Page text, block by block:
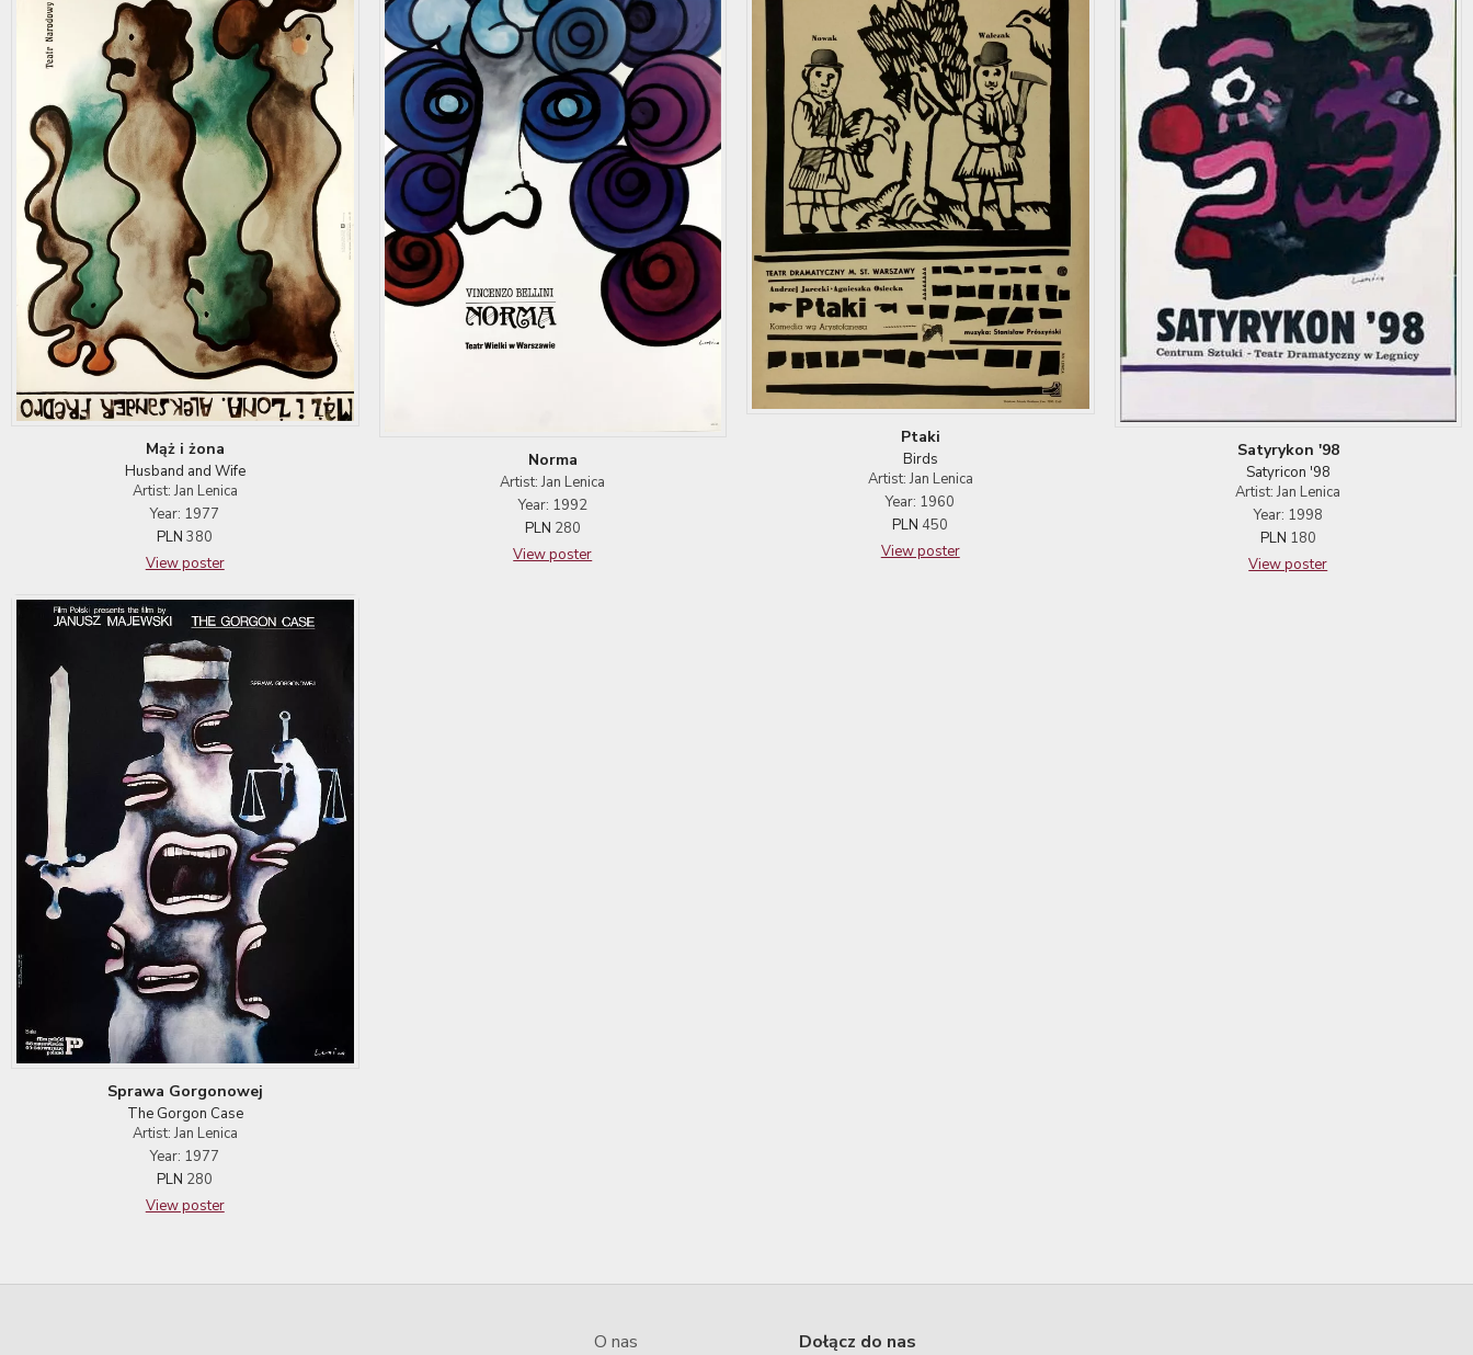
Mąż i żona
Husband and Wife
Artist: Jan Lenica
Year: 1977
PLN 380
View poster
Norma
Artist: Jan Lenica
Year: 1992
PLN 280
View poster
Ptaki
Birds
Artist: Jan Lenica
Year: 1960
PLN 450
View poster
Satyrykon '98
Satyricon '98
Artist: Jan Lenica
Year: 1998
PLN 180
View poster
Sprawa Gorgonowej
The Gorgon Case
Artist: Jan Lenica
Year: 1977
PLN 280
View poster
O nas Dołącz do nas